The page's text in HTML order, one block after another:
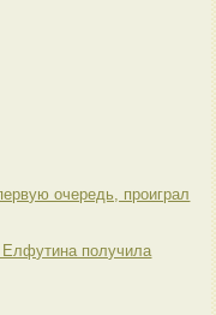
очередь, проиграл
получила